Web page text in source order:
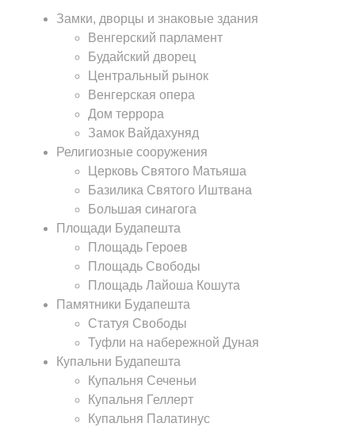
Замки, дворцы и знаковые здания
Венгерский парламент
Будайский дворец
Центральный рынок
Венгерская опера
Дом террора
Замок Вайдахуняд
Религиозные сооружения
Церковь Святого Матьяша
Базилика Святого Иштвана
Большая синагога
Площади Будапешта
Площадь Героев
Площадь Свободы
Площадь Лайоша Кошута
Памятники Будапешта
Статуя Свободы
Туфли на набережной Дуная
Купальни Будапешта
Купальня Сеченьи
Купальня Геллерт
Купальня Палатинус